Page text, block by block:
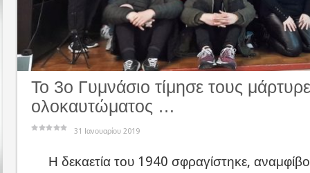
Το 3ο Γυμνάσιο τίμησε τους
ολοκαυτώματος …
31 Ιανουαρίου 2019
Η δεκαετία του 1940 σφραγίστηκε,